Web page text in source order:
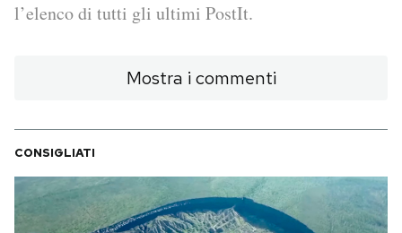
SHOP
CALENDARIO
l’elenco di tutti gli ultimi PostIt.
Mostra i commenti
CONSIGLIATI